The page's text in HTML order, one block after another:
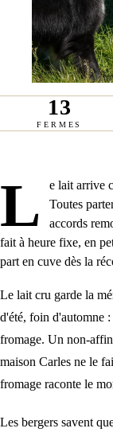
13
FERMES
L
e lait arrive
Toutes
accords
fait à heure fixe, en
part en cuve dès la
Le lait cru garde la
d'été, foin d'automne :
fromage. Un non-
maison Carles ne le
fromage raconte le
Les bergers savent